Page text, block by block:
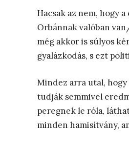
Hacsak az nem, hogy
Orbánnak valóban
még akkor is súlyos
gyalázkodás, s ezt
Mindez arra utal, hogy
tudják semmivel
peregnek le róla,
minden hamisítvány,